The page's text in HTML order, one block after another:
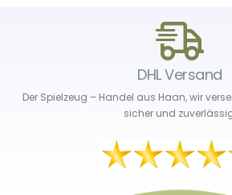
DHL Versand
Der Spielzeug – Handel aus Haan, wir
sicher und